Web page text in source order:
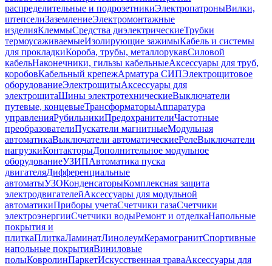
распределительные и подрозетникиЭлектропатроныВилки,
штепселиЗаземлениеЭлектромонтажные
изделияКлеммыСредства диэлектрическиеТрубки
термоусаживаемыеИзолирующие зажимыКабель и системы
для прокладкиКороба, трубы, металлорукавСиловой
кабельНаконечники, гильзы кабельныеАксессуары для труб,
коробовКабельный крепежАрматура СИПЭлектрощитовое
оборудованиеЭлектрощитыАксессуары для
электрощитаШины электротехническиеВыключатели
путевые, концевыеТрансформаторыАппаратура
управленияРубильникиПредохранителиЧастотные
преобразователиПускатели магнитныеМодульная
автоматикаВыключатели автоматическиеРелеВыключатели
нагрузкиКонтакторыДополнительное модульное
оборудованиеУЗИПАвтоматика пуска
двигателяДифференциальные
автоматыУЗОКонденсаторыКомплексная защита
электродвигателейАксессуары для модульной
автоматикиПриборы учетаСчетчики газаСчетчики
электроэнергииСчетчики водыРемонт и отделкаНапольные
покрытия и
плиткаПлиткаЛаминатЛинолеумКерамогранитСпортивные
напольные покрытияВиниловые
полыКовролинПаркетИскусственная траваАксессуары для